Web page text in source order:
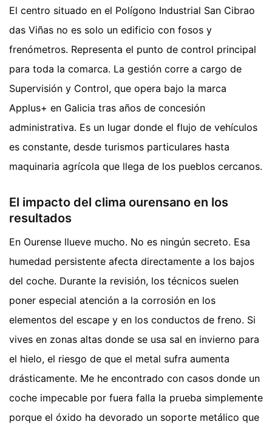
El centro situado en el Polígono Industrial San Cibrao
das Viñas no es solo un edificio con fosos y
frenómetros. Representa el punto de control principal
para toda la comarca. La gestión corre a cargo de
Supervisión y Control, que opera bajo la marca
Applus+ en Galicia tras años de concesión
administrativa. Es un lugar donde el flujo de vehículos
es constante, desde turismos particulares hasta
maquinaria agrícola que llega de los pueblos cercanos.
El impacto del clima ourensano en los
resultados
En Ourense llueve mucho. No es ningún secreto. Esa
humedad persistente afecta directamente a los bajos
del coche. Durante la revisión, los técnicos suelen
poner especial atención a la corrosión en los
elementos del escape y en los conductos de freno. Si
vives en zonas altas donde se usa sal en invierno para
el hielo, el riesgo de que el metal sufra aumenta
drásticamente. Me he encontrado con casos donde un
coche impecable por fuera falla la prueba simplemente
porque el óxido ha devorado un soporte metálico que